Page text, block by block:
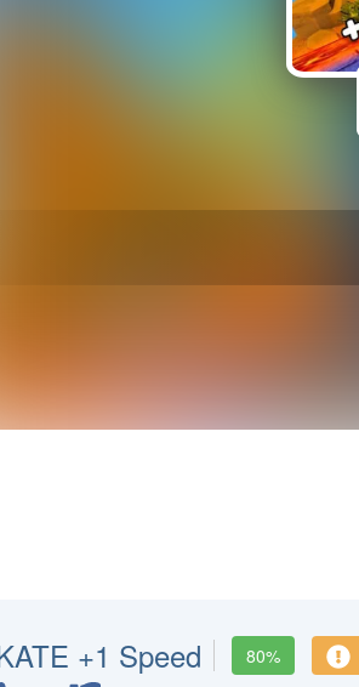
+1 Speed
80%